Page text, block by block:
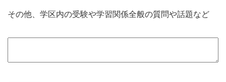
その他、学区内の受験や学習関係全般の質問や話題など